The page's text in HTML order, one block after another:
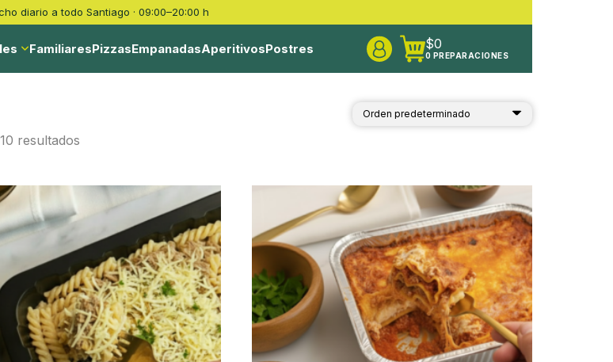
diario a todo Santiago · 09:00–20:00 h
FamiliaresPizzasEmpanadasAperitivosPostres $0
0 PREPARACIONES
resultados